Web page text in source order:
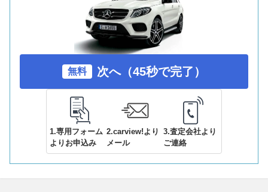
無料 次へ（45秒で完了）
1.専用フォーム
よりお申込み
2.carview!より
メール
3.査定会社より
ご連絡